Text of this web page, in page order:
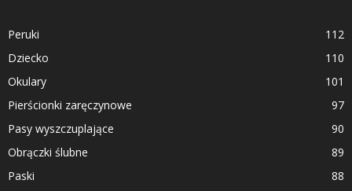
Peruki
112
Dziecko
110
Okulary
101
Pierścionki zaręczynowe
97
Pasy wyszczuplające
90
Obrączki ślubne
89
Paski
88